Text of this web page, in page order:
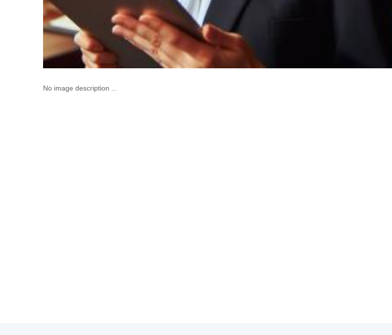
No image description ...